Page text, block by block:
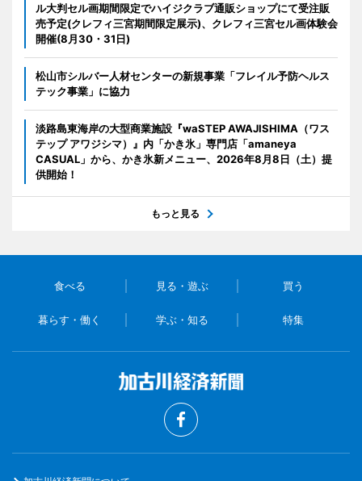
ル大判セル画期間限定でハイジクラブ通販ショップにて受注販
売予定(クレフィ三宮期間限定展示)、クレフィ三宮セル画体験会
開催(8月30・31日)
松山市シルバー人材センターの新規事業「フレイル予防ヘルス
テック事業」に協力
淡路島東海岸の大型商業施設『waSTEP AWAJISHIMA（ワス
テップ アワジシマ）』内「かき氷」専門店「amaneya
CASUAL」から、かき氷新メニュー、2026年8月8日（土）提
供開始！
もっと見る
食べる 見る・遊ぶ 買う
暮らす・働く 学ぶ・知る 特集